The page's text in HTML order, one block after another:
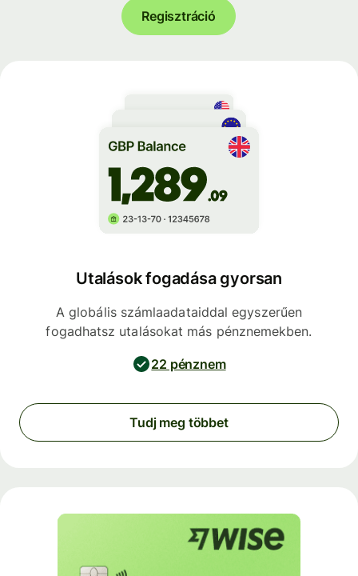
Regisztráció
Utalások fogadása gyorsan
A globális számlaadataiddal egyszerűen
fogadhatsz utalásokat más pénznemekben.
22 pénznem
Tudj meg többet